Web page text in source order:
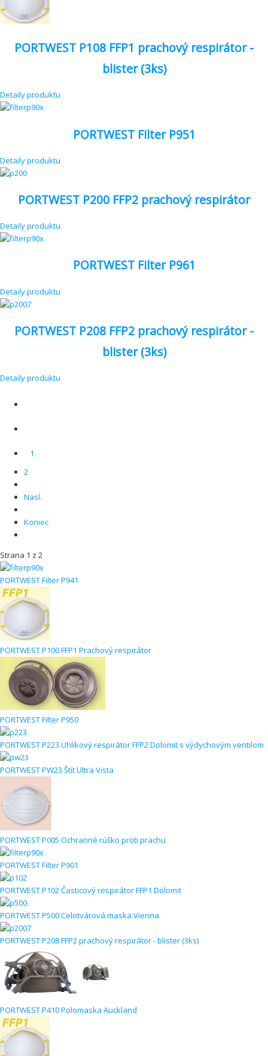
PORTWEST P108 FFP1 prachový respirátor -
blister (3ks)
Detaily produktu
PORTWEST Filter P951
Detaily produktu
PORTWEST P200 FFP2 prachový respirátor
Detaily produktu
PORTWEST Filter P961
Detaily produktu
PORTWEST P208 FFP2 prachový respirátor -
blister (3ks)
Detaily produktu
1
2
Nasl.
Koniec
Strana 1 z 2
PORTWEST Filter P941
PORTWEST P100 FFP1 Prachový respirátor
PORTWEST Filter P950
PORTWEST P223 Uhlíkový respirátor FFP2 Dolomit s výdychovým ventilom
PORTWEST PW23 Štít Ultra Vista
PORTWEST P005 Ochranné rúško proti prachu
PORTWEST Filter P901
PORTWEST P102 Časticový respirátor FFP1 Dolomit
PORTWEST P500 Celotvárová maska Vienna
PORTWEST P208 FFP2 prachový respirátor - blister (3ks)
PORTWEST P410 Polomaska Auckland